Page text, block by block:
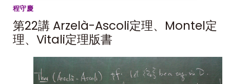
程守慶
第22講 Arzelà-Ascoli定理、Montel定
理、Vitali定理版書